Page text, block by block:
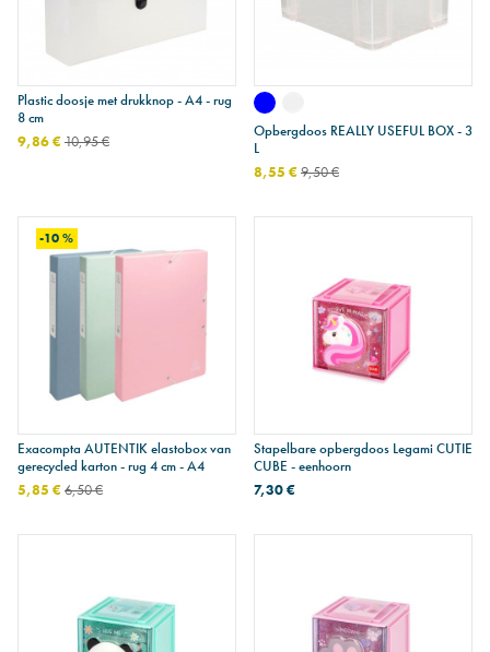
Plastic doosje met drukknop - A4 - rug
8 cm
9,86 €10,95 €
Opbergdoos REALLY USEFUL BOX - 3
L
8,55 €9,50 €
-10 %
Exacompta AUTENTIK elastobox van
gerecycled karton - rug 4 cm - A4
5,85 €6,50 €
Stapelbare opbergdoos Legami CUTIE
CUBE - eenhoorn
7,30 €